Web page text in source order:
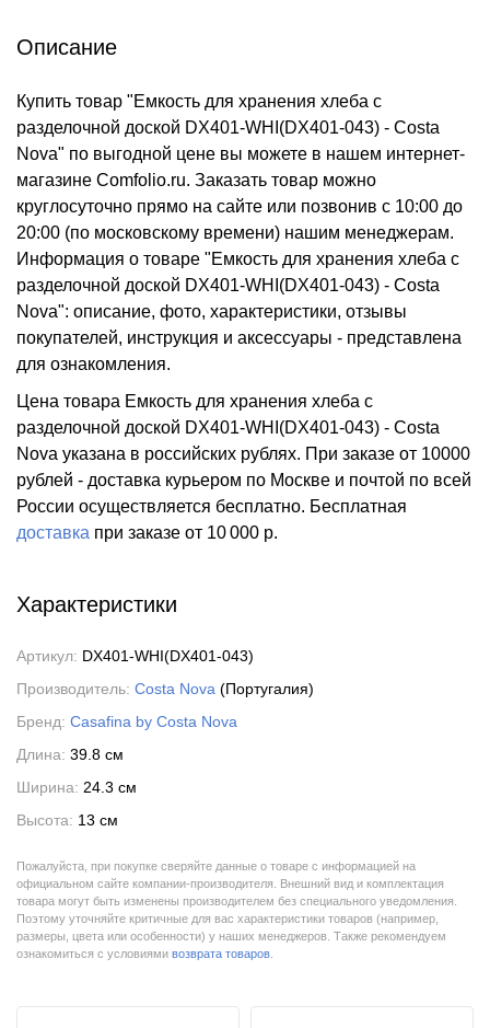
Описание
Купить товар "Емкость для хранения хлеба с
разделочной доской DX401-WHI(DX401-043) - Costa
Nova" по выгодной цене вы можете в нашем интернет-
магазине Comfolio.ru. Заказать товар можно
круглосуточно прямо на сайте или позвонив с 10:00 до
20:00 (по московскому времени) нашим менеджерам.
Информация о товаре "Емкость для хранения хлеба с
разделочной доской DX401-WHI(DX401-043) - Costa
Nova": описание, фото, характеристики, отзывы
покупателей, инструкция и аксессуары - представлена
для ознакомления.
Цена товара Емкость для хранения хлеба с
разделочной доской DX401-WHI(DX401-043) - Costa
Nova указана в российских рублях. При заказе от 10000
рублей - доставка курьером по Москве и почтой по всей
России осуществляется бесплатно. Бесплатная
доставка при заказе от 10 000 р.
Характеристики
Артикул: DX401-WHI(DX401-043)
Производитель: Costa Nova (Португалия)
Бренд: Casafina by Costa Nova
Длина: 39.8 см
Ширина: 24.3 см
Высота: 13 см
Пожалуйста, при покупке сверяйте данные о товаре с информацией на
официальном сайте компании-производителя. Внешний вид и комплектация
товара могут быть изменены производителем без специального уведомления.
Поэтому уточняйте критичные для вас характеристики товаров (например,
размеры, цвета или особенности) у наших менеджеров. Также рекомендуем
ознакомиться с условиями возврата товаров